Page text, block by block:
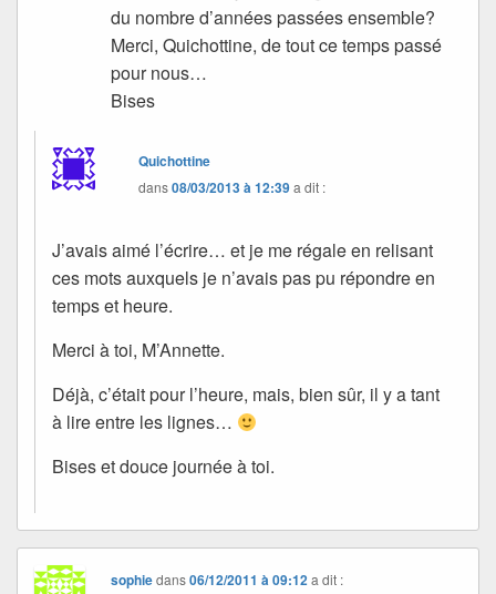
du nombre d’années passées ensemble?
Merci, Quichottine, de tout ce temps passé
pour nous…
Bises
Quichottine
dans08/03/2013 à 12:39a dit :
J’avais aimé l’écrire… et je me régale en relisant
ces mots auxquels je n’avais pas pu répondre en
temps et heure.
Merci à toi, M’Annette.
Déjà, c’était pour l’heure, mais, bien sûr, il y a tant
à lire entre les lignes…
Bises et douce journée à toi.
sophiedans06/12/2011 à 09:12 a dit :